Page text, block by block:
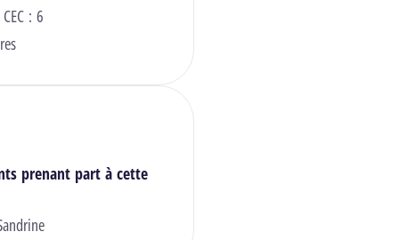
: 6
prenant part à cette